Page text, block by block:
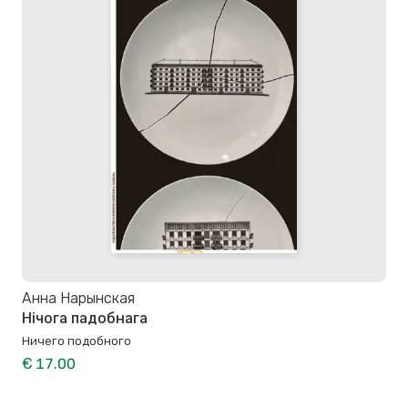
Анна Нарынская
Нічога падобнага
Ничего подобного
€ 17.00